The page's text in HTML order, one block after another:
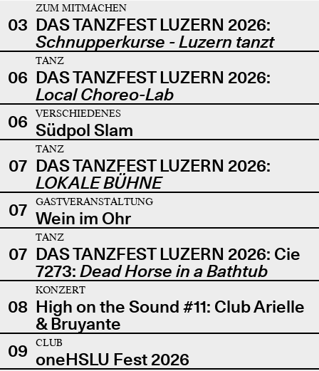
03
ZUM MITMACHEN
DAS TANZFEST LUZERN 2026:
Schnupperkurse - Luzern tanzt
06
TANZ
DAS TANZFEST LUZERN 2026:
Local Choreo-Lab
06
VERSCHIEDENES
Südpol Slam
07
TANZ
DAS TANZFEST LUZERN 2026:
LOKALE BÜHNE
07
GASTVERANSTALTUNG
Wein im Ohr
07
TANZ
DAS TANZFEST LUZERN 2026: Cie
7273: Dead Horse in a Bathtub
08
KONZERT
High on the Sound #11: Club Arielle
& Bruyante
09
CLUB
oneHSLU Fest 2026